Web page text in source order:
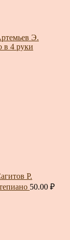
Э.
в 4 руки
Р.
50.00 ₽